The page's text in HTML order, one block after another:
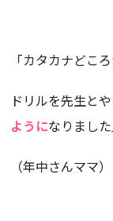
「カタカナどこ
ドリルを先生と
ようになりました
（年中さんママ）